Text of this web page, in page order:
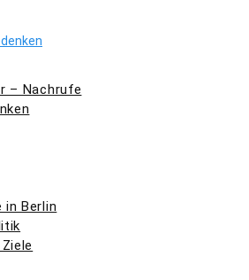
– Nachrufe
in Berlin